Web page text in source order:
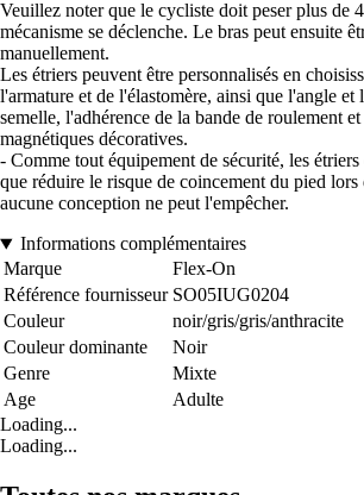
Veuillez noter que le cycliste doit peser plus de
mécanisme se déclenche. Le bras peut ensuite
manuellement.
Les étriers peuvent être personnalisés en
l'armature et de l'élastomère, ainsi que l'angle et
semelle, l'adhérence de la bande de roulement et
magnétiques décoratives.
- Comme tout équipement de sécurité, les
que réduire le risque de coincement du pied lors
aucune conception ne peut l'empêcher.
Informations complémentaires
Marque
Flex-On
Référence fournisseur SO05IUG0204
Couleur
noir/gris/gris/anthracite
Couleur dominante
Noir
Genre
Mixte
Age
Adulte
Loading...
Loading...